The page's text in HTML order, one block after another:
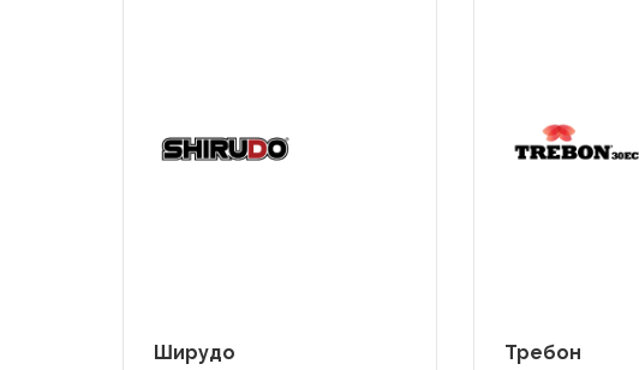
Ширудо Требон